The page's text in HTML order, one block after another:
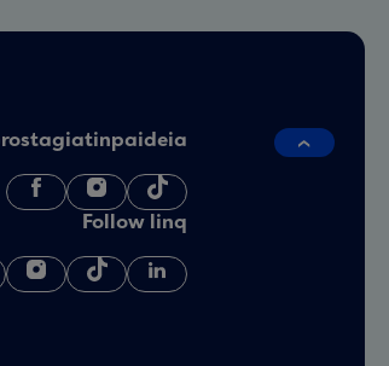
Follow linq